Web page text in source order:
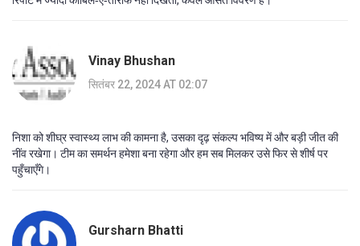
Vinay Bhushan
सितंबर 22, 2024 AT 02:07
निशा को शीघ्र स्वास्थ्य लाभ की कामना है, उसका दृढ़ संकल्प भविष्य में और बड़ी जीत की
नींव रखेगा। टीम का समर्थन हमेशा बना रहेगा और हम सब मिलकर उसे फिर से शीर्ष पर
पहुँचाएँगे।
Gursharn Bhatti